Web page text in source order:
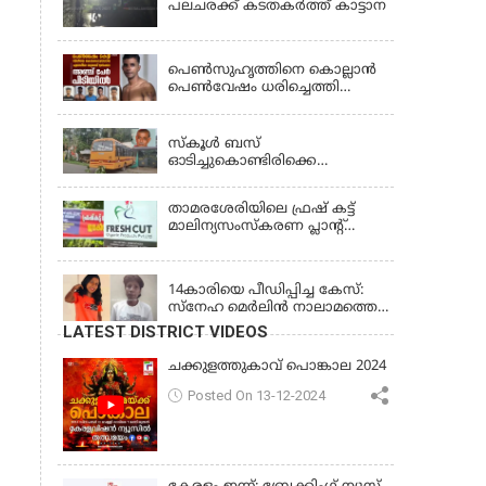
പലചരക്ക് കടതകർത്ത് കാട്ടാന
പെണ്‍സുഹൃത്തിനെ കൊല്ലാന്‍
പെണ്‍വേഷം ധരിച്ചെത്തി
സ്കൂൾ ബസ്
ഓടിച്ചുകൊണ്ടിരിക്കെ
ഡ്രൈവർ മരിച്ചു, രണ്ട്
കുട്ടികൾക്ക് പരിക്ക്
താമരശേരിയിലെ ഫ്രഷ് കട്ട്
മാലിന്യസംസ്കരണ പ്ലാന്റ്
14കാരിയെ പീഡിപ്പിച്ച കേസ്:
സ്നേഹ മെർലിൻ നാലാമത്തെ
പോക്‌സോ കേസിൽ
അറസ്റ്റിലായി
LATEST DISTRICT VIDEOS
ചക്കുളത്തുകാവ് പൊങ്കാല 2024
Posted On 13-12-2024